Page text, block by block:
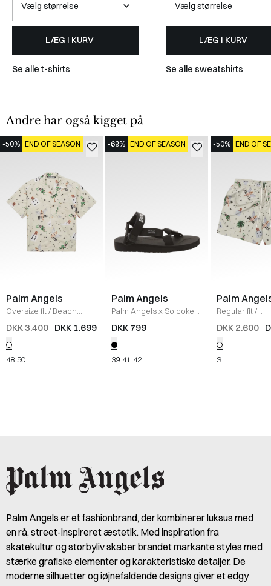
LÆG I KURV
Se alle t-shirts
LÆG I KURV
Se alle sweatshirts
Andre har også kigget på
-50% END OF SEASON
Palm Angels
Oversize fit/ Beach
Skjorte
/ OFF WHITE
DKK 3.400 DKK 1.699
48 50
-69% END OF SEASON
Palm Angels
Palm Angels x Soicoke
Sandaler
DKK 799
39 41 42
-50% END OF
Palm
Regular fit/
DKK 2.600
S
Palm Angels er et fashionbrand, der kombinerer luksus med
en rå, street-inspireret æstetik. Med inspiration fra
skatekultur og storbyliv skaber brandet markante styles med
stærke grafiske elementer og karakteristiske detaljer. De
moderne silhuetter og iøjnefaldende designs giver et edgy